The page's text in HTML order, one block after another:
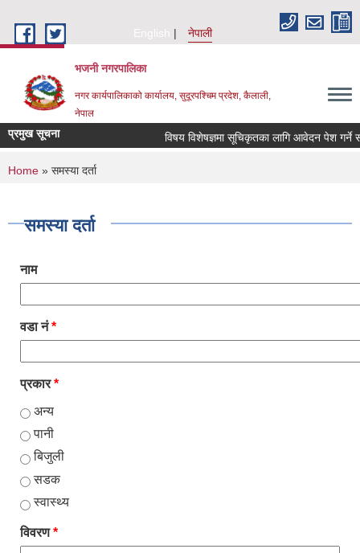
English
नेपाली
भजनी नगरपालिका
नगर कार्यपालिकाको कार्यालय, सुदूरपश्चिम प्रदेश, कैलाली,
नेपाल
प्रमुख सूचना विषय विशेषज्ञमा सूचिकृतका लागि आवेदन पेश गर्ने
You are here
Home » समस्या दर्ता
समस्या दर्ता
नाम
वडा नं*
प्रकार*
अन्य
पानी
बिजुली
सडक
स्वास्थ्य
विवरण*